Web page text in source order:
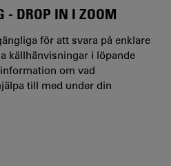
- DROP IN I ZOOM
för att svara på enklare
källhänvisningar i löpande
om vad
till med under din